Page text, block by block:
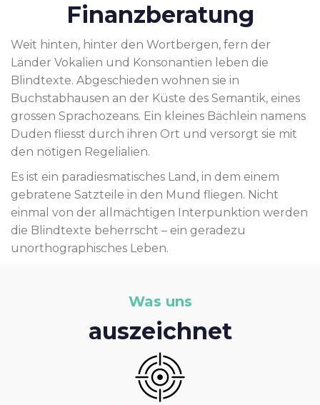
Finanzberatung
Weit hinten, hinter den Wortbergen, fern der
Länder Vokalien und Konsonantien leben die
Blindtexte. Abgeschieden wohnen sie in
Buchstabhausen an der Küste des Semantik, eines
grossen Sprachozeans. Ein kleines Bächlein namens
Duden fliesst durch ihren Ort und versorgt sie mit
den nötigen Regelialien.
Es ist ein paradiesmatisches Land, in dem einem
gebratene Satzteile in den Mund fliegen. Nicht
einmal von der allmächtigen Interpunktion werden
die Blindtexte beherrscht – ein geradezu
unorthographisches Leben.
Was uns
auszeichnet